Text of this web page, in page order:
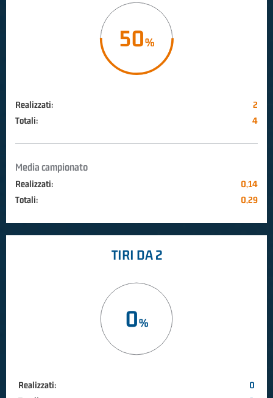
50
Realizzati:
2
Totali:
4
Media campionato
Realizzati:
0,14
Totali:
0,29
TIRI DA 2
0
Realizzati:
0